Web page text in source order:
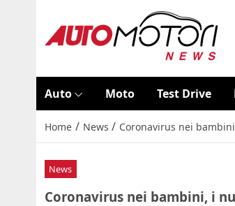
Auto Moto Test Drive
Home / News / Coronavirus nei
News
Coronavirus nei bambini, i